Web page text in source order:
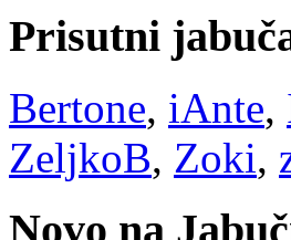
Prisutni
Bertone, iAnte,
ZeljkoB, Zoki,
Novo na